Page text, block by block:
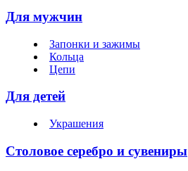
Для мужчин
Запонки и зажимы
Кольца
Цепи
Для детей
Украшения
Столовое серебро и сувениры